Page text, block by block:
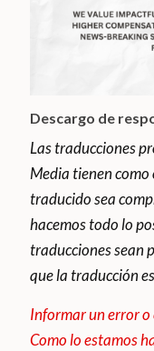
Descargo de
Las traducciones
Media tienen
traducido sea
hacemos todo lo
traducciones sean
que la traducción
Informar un error
Como lo estamos